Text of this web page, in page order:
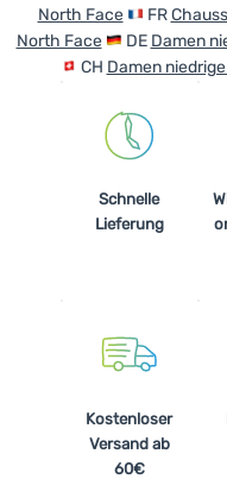
North Face
FR
North Face
DE Damen
CH Damen
Schnelle
Lieferung
Kostenloser
Versand ab
60€